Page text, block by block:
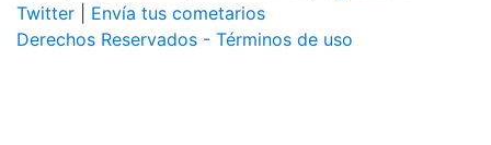
Twitter
Envía tus cometarios
Derechos Reservados - Términos de uso